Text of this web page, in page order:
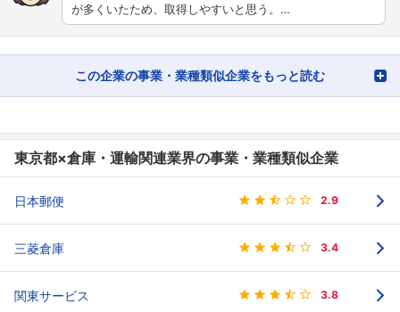
が多くいたため、取得しやすいと思う。…
この企業の事業・業種類似企業をもっと読む
東京都×倉庫・運輸関連業界の事業・業種類似企業
日本郵便 2.9
三菱倉庫 3.4
関東サービス 3.8